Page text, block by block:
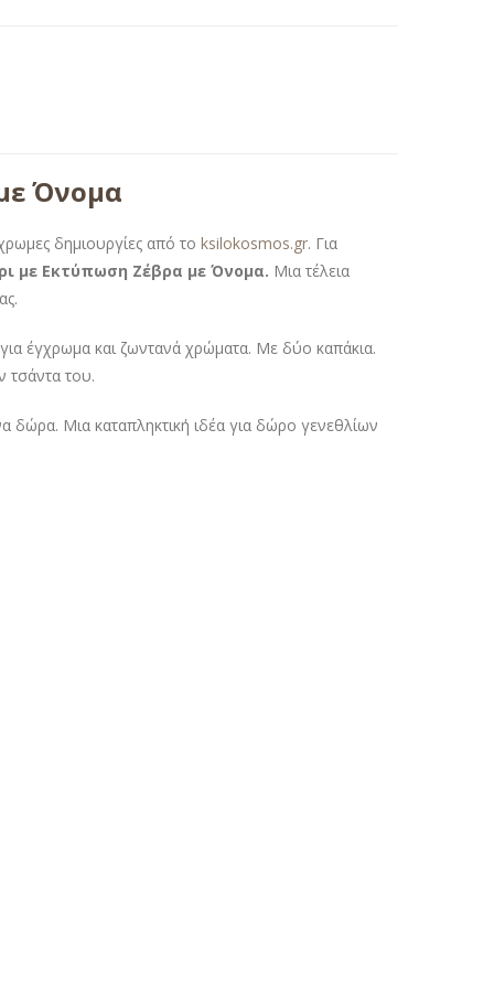
Όνομα
δημιουργίες από το ksilokosmos.gr. Για
με Εκτύπωση Ζέβρα με Όνομα. Μια τέλεια
έγχρωμα και ζωντανά χρώματα. Με δύο καπάκια.
τσάντα του.
Μια καταπληκτική ιδέα για δώρο γενεθλίων